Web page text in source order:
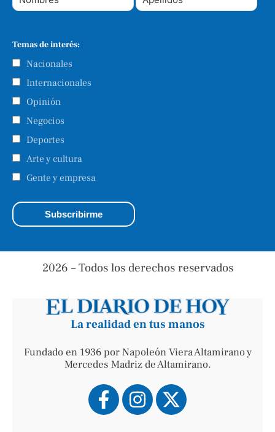
Temas de interés:
Nacionales
Internacionales
Opinión
Negocios
Deportes
Arte y cultura
Gente y empresa
2026 – Todos los derechos reservados
La realidad en tus manos
Fundado en 1936 por Napoleón Viera Altamirano y
Mercedes Madriz de Altamirano.